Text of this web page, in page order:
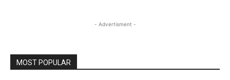
- Advertisment -
MOST POPULAR